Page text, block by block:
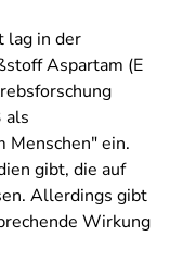
lag in der
Aspartam (E
als
Menschen" ein.
gibt, die auf
Allerdings gibt
Wirkung